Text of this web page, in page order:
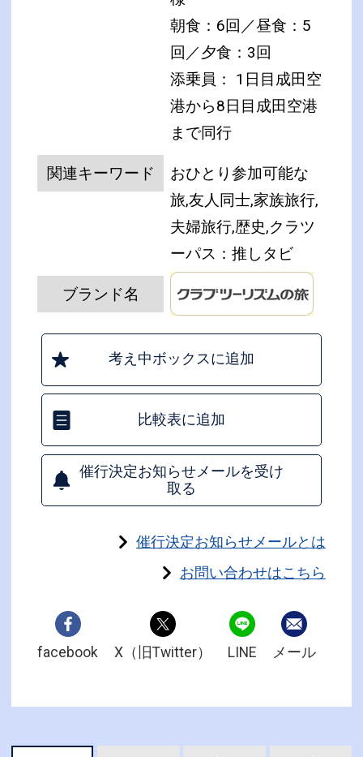
朝食：6回／昼食：5
回／夕食：3回
添乗員： 1日目成田空
港から8日目成田空港
まで同行
関連キーワード
おひとり参加可能な
旅,友人同士,家族旅行,
夫婦旅行,歴史,クラツ
ーパス：推しタビ
ブランド名
考え中ボックスに追加
比較表に追加
催行決定お知らせメールを受け
取る
催行決定お知らせメールとは
お問い合わせはこちら
facebook X（旧Twitter） LINE メール